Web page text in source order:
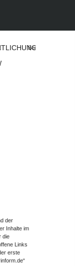
Bei
der
Inhalte im
die
Links
erste